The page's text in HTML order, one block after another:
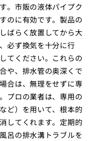
。市販の液体パイプク
のに有効です。製品の
ばらく放置してから大
必ず換気を十分に行
てください。これらの
や、排水管の奥深くで
合は、無理をせずに専
プロの業者は、専用の
ど）を用いて、根本的
してくれます。定期的
呂の排水溝トラブルを